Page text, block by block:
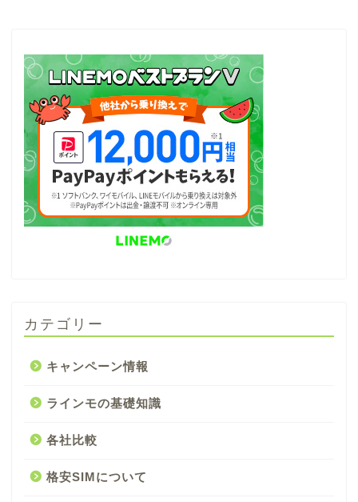
カテゴリー
キャンペーン情報
ラインモの基礎知識
各社比較
格安SIMについて